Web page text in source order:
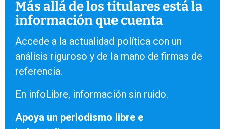
Más allá de los titulares está la
información que cuenta
Accede a la actualidad política con un
análisis riguroso y de la mano de firmas de
referencia.
En infoLibre, información sin ruido.
Apoya un periodismo libre e